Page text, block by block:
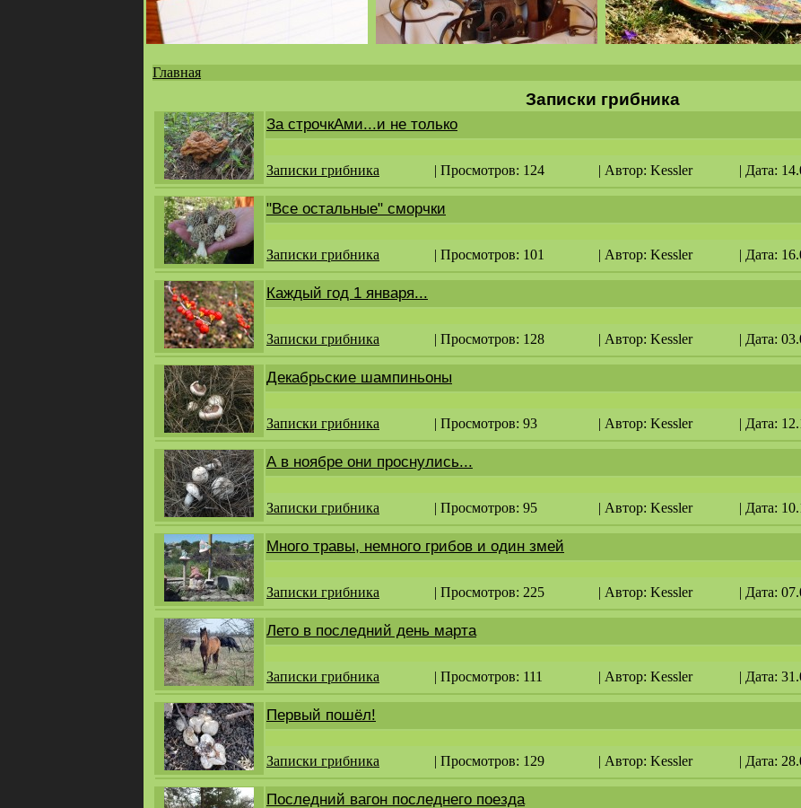
здесь
Главная
Записки грибника
За строчкАми...и не только
Записки грибника | Просмотров: 124 | Автор: Kessler | Дата:
"Все остальные" сморчки
Записки грибника | Просмотров: 101 | Автор: Kessler | Дата:
Каждый год 1 января...
Записки грибника | Просмотров: 128 | Автор: Kessler | Дата:
Декабрьские шампиньоны
Записки грибника | Просмотров: 93 | Автор: Kessler | Дата:
А в ноябре они проснулись...
Записки грибника | Просмотров: 95 | Автор: Kessler | Дата:
Много травы, немного грибов и один змей
Записки грибника | Просмотров: 225 | Автор: Kessler | Дата:
Лето в последний день марта
Записки грибника | Просмотров: 111 | Автор: Kessler | Дата:
Первый пошёл!
Записки грибника | Просмотров: 129 | Автор: Kessler | Дата:
Последний вагон последнего поезда